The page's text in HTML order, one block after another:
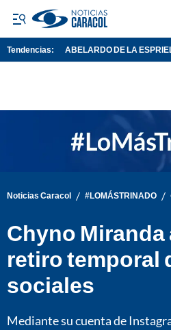
Tendencias: ABELARDO DE LA
Noticias Caracol / #LOMÁSTRINADO /
Chyno
retiro temporal
sociales
Mediante su cuenta de